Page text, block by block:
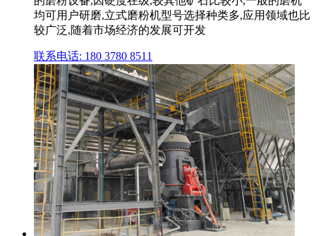
均可用户研磨,立式磨粉机型号选择种类多,应用领域也比
较广泛,随着市场经济的发展可开发
联系电话: 180 3780 8511